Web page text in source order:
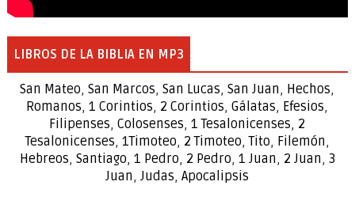
LIBROS DE LA BIBLIA EN MP3
San Mateo,San Marcos,San Lucas,San Juan, Hechos,
Romanos,1 Corintios, 2 Corintios,Gálatas, Efesios,
Filipenses,Colosenses,1Tesalonicenses, 2
Tesalonicenses, 1Timoteo, 2Timoteo, Tito, Filemón,
Hebreos, Santiago, 1 Pedro, 2 Pedro, 1 Juan, 2 Juan, 3
Juan,Judas,Apocalipsis